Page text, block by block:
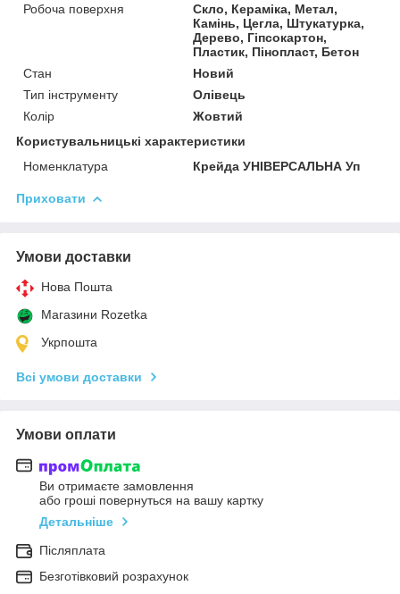
Робоча поверхня
Скло, Кераміка, Метал,
Камінь, Цегла, Штукатурка,
Дерево, Гіпсокартон,
Пластик, Пінопласт, Бетон
Стан
Новий
Тип інструменту
Олівець
Колір
Жовтий
Користувальницькі характеристики
Номенклатура
Крейда УНІВЕРСАЛЬНА Уп
Приховати
Умови доставки
Нова Пошта
Магазини Rozetka
Укрпошта
Всі умови доставки
Умови оплати
Ви отримаєте замовлення
або гроші повернуться на вашу картку
Детальніше
Післяплата
Безготівковий розрахунок